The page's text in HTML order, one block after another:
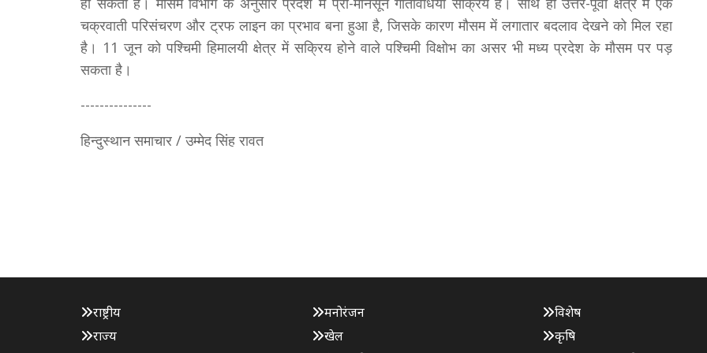
चक्रवाती परिसंचरण और ट्रफ लाइन का प्रभाव बना हुआ है, जिसके कारण मौसम में लगातार बदलाव देखने को मिल रहा
है। 11 जून को पश्चिमी हिमालयी क्षेत्र में सक्रिय होने वाले पश्चिमी विक्षोभ का असर भी मध्य प्रदेश के मौसम पर पड़
सकता है।
---------------
हिन्दुस्थान समाचार / उम्मेद सिंह रावत
राष्ट्रीय
राज्य
मनोरंजन
खेल
विशेष
कृषि